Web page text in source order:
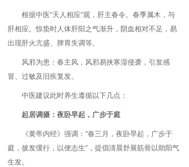
根据中医“天人相应”观，肝主春令。春季属木，与
肝相应。惊蛰时人体肝阳之气渐升，阴血相对不足，易
出现肝火亢盛、脾胃失调等。
风邪为患：春主风，风邪易挟寒湿侵袭，引发感
冒、过敏及旧疾复发。
中医建议此时养生遵循以下几点：
起居调摄：夜卧早起，广步于庭
《黄帝内经》强调：“春三月，夜卧早起，广步于
庭，披发缓行，以便志生”，提倡清晨舒展筋骨以助阳气
生发。